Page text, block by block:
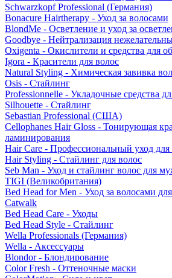
Schwarzkopf Professional (Германия)
Bonacure Hairtherapy - Уход за волосами
BlondMe - Осветление и уход за
Goodbye - Нейтрализация
Oxigenta - Окислители и средства для
Igora - Красители для волос
Natural Styling - Химическая завивка
Osis - Стайлинг
Professionnelle - Укладочные средства
Silhouette - Стайлинг
Sebastian Professional (США)
Cellophanes Hair Gloss - Тонирующая
ламинирования
Hair Care - Профессиональный уход для
Hair Styling - Стайлинг для волос
Seb Man - Уход и стайлинг волос для
TIGI (Великобритания)
Bed Head for Men - Уход за волосами
Catwalk
Bed Head Care - Уходы
Bed Head Style - Стайлинг
Wella Professionals (Германия)
Wella - Аксессуары
Blondor - Блондирование
Color Fresh - Оттеночные маски